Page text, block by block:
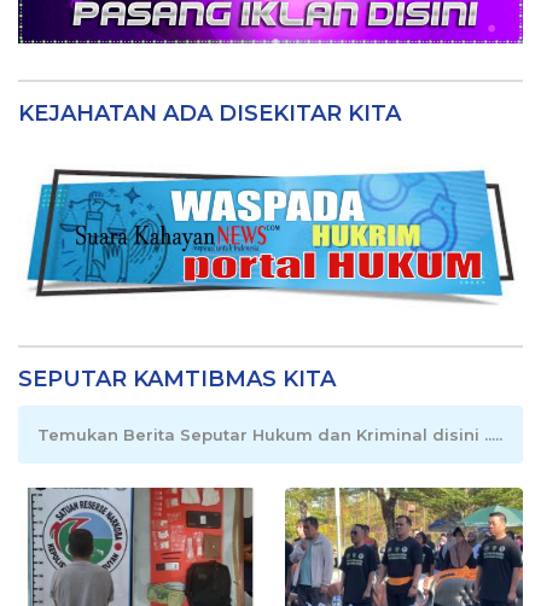
KEJAHATAN ADA DISEKITAR KITA
SEPUTAR KAMTIBMAS KITA
Temukan Berita Seputar Hukum dan Kriminal disini .....